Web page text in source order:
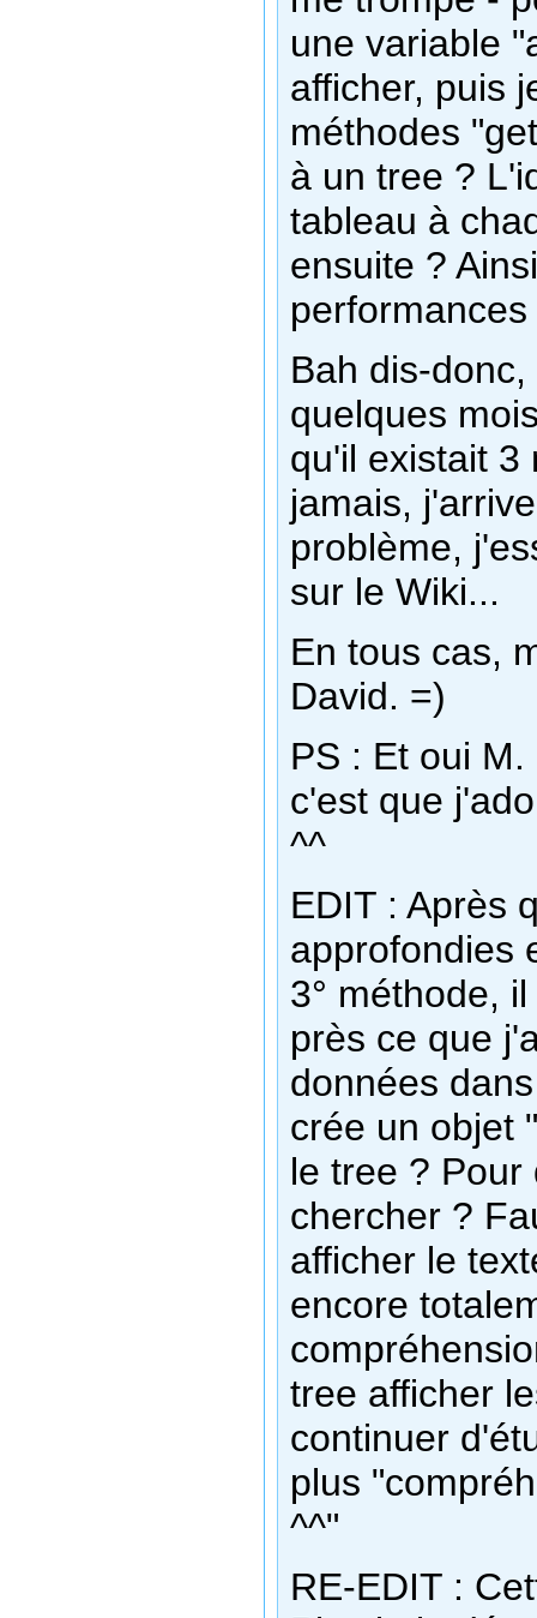
une variable
afficher, puis
méthodes
à un tree ?
tableau à
ensuite ?
Bah dis-
quelques
qu'il existait 3
jamais,
problème,
sur le Wiki...
En tous cas,
David. =)
PS : Et oui
c'est que
^^
EDIT : Après
approfondies
3° méthode,
près ce que
données
crée un objet
le tree ?
chercher ?
afficher le
encore
tree afficher
continuer
plus
^^"
RE-EDIT :